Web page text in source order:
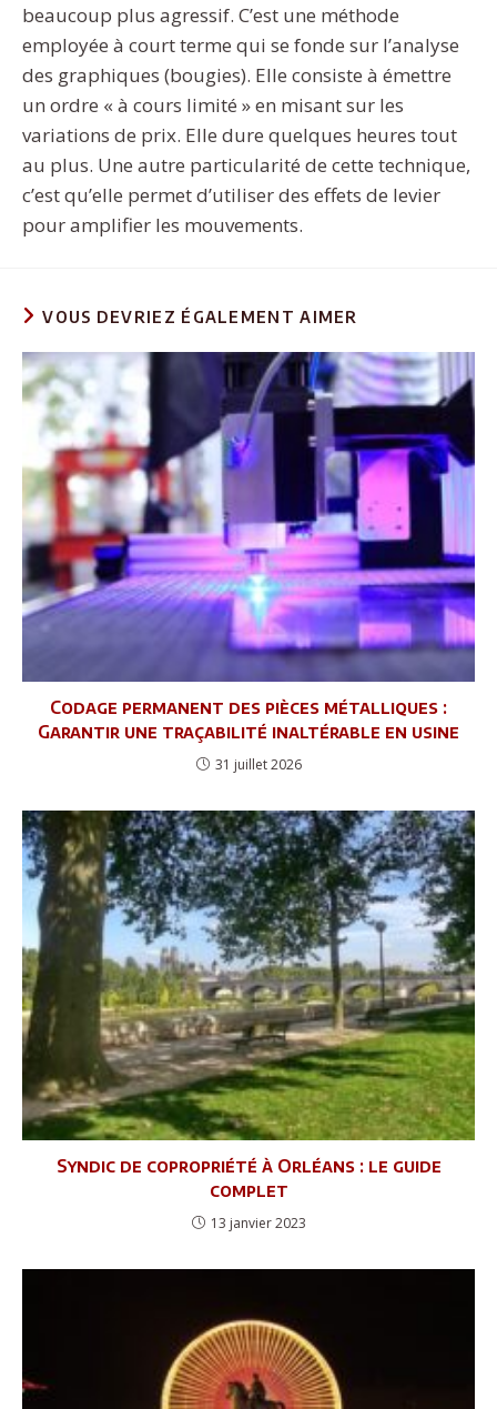
beaucoup plus agressif. C’est une méthode
employée à court terme qui se fonde sur l’analyse
des graphiques (bougies). Elle consiste à émettre
un ordre « à cours limité » en misant sur les
variations de prix. Elle dure quelques heures tout
au plus. Une autre particularité de cette technique,
c’est qu’elle permet d’utiliser des effets de levier
pour amplifier les mouvements.
VOUS DEVRIEZ ÉGALEMENT AIMER
Codage permanent des pièces métalliques :
Garantir une traçabilité inaltérable en usine
31 juillet 2026
Syndic de copropriété à Orléans : le guide
complet
13 janvier 2023